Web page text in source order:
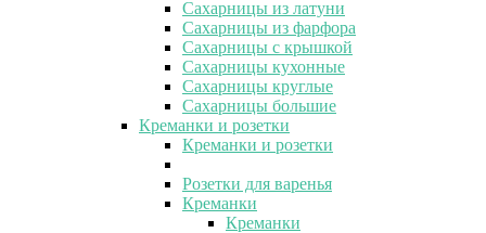
Сахарницы из латуни
Сахарницы из фарфора
Сахарницы с крышкой
Сахарницы кухонные
Сахарницы круглые
Сахарницы большие
Креманки и розетки
Креманки и розетки
Розетки для варенья
Креманки
Креманки